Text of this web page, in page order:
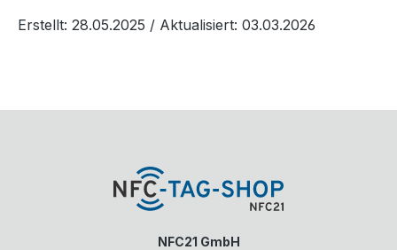
Erstellt: 28.05.2025 / Aktualisiert: 03.03.2026
NFC21 GmbH